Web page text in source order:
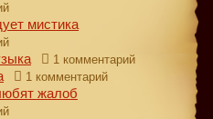
мистика
1 комментарий
1 комментарий
жалоб